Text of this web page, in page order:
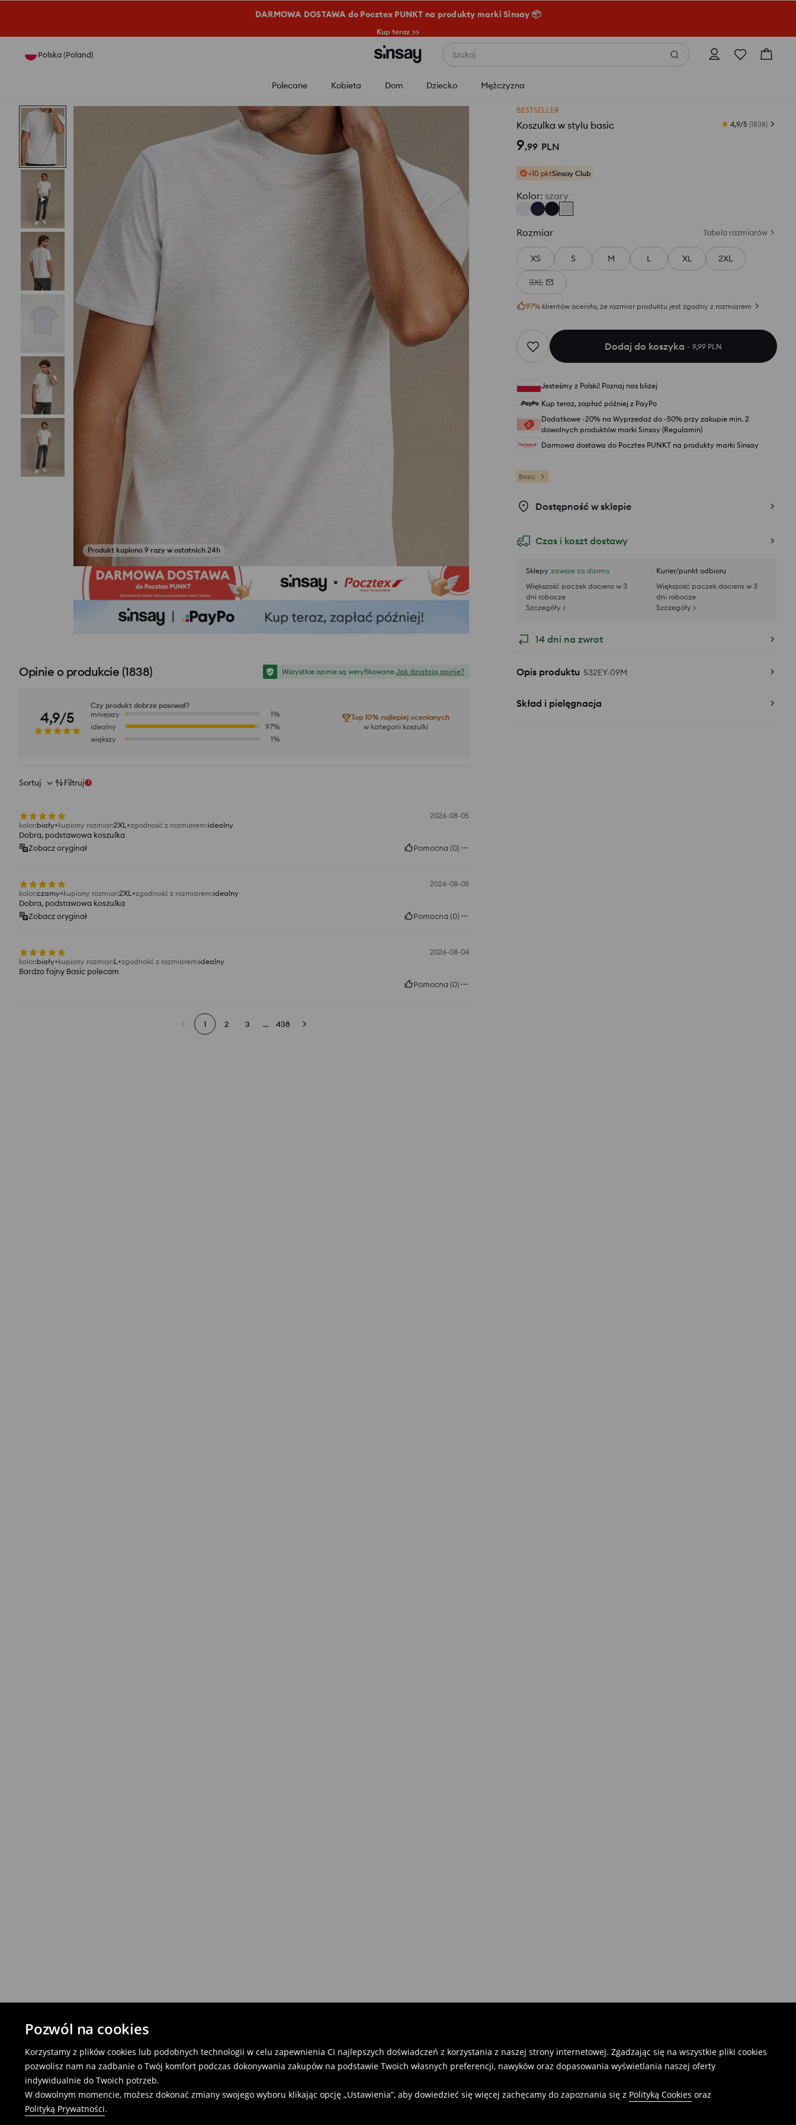
Pozwól na cookies
Korzystamy z plików cookies lub podobnych technologii w celu zapewnienia Ci najlepszych doświadczeń z korzystania z naszej strony internetowej. Zgadzając się na wszystkie pliki cookies
pozwolisz nam na zadbanie o Twój komfort podczas dokonywania zakupów na podstawie Twoich własnych preferencji, nawyków oraz dopasowania wyświetlania naszej oferty
indywidualnie do Twoich potrzeb.
W dowolnym momencie, możesz dokonać zmiany swojego wyboru klikając opcję „Ustawienia”, aby dowiedzieć się więcej zachęcamy do zapoznania się z Polityką Cookies oraz
Polityką Prywatności.
DARMOWA DOSTAWA do Pocztex PUNKT na produkty marki Sinsay 📦
Kup teraz >>
Polska (Poland) Szukaj
Polecane Kobieta Dom Dziecko Mężczyzna
BESTSELLER
Koszulka w stylu basic 4,9/5 (1838)
9,99 PLN
+10 pktSinsay Club
Kolor: szary
Rozmiar Tabela rozmiarów
XS S M L XL 2XL
3XL
97% klientów oceniło, że rozmiar produktu jest zgodny z rozmiarem
Dodaj do koszyka 9,99 PLN
Jesteśmy z Polski! Poznaj nas bliżej
Kup teraz, zapłać później z PayPo
Dodatkowe -20% na Wyprzedaż do -50% przy zakupie min. 2
dowolnych produktów marki Sinsay (Regulamin)
Darmowa dostawa do Pocztex PUNKT na produkty marki Sinsay
Basic
Dostępność w sklepie
Czas i koszt dostawy
Sklepy zawsze za darmo
Większość paczek dociera w 3
dni robocze
Szczegóły >
Kurier/punkt odbioru
Większość paczek dociera w 3
dni robocze
Szczegóły >
14 dni na zwrot
Opis produktu 532EY-09M
Skład i pielęgnacja
Produkt kupiono 9 razy w ostatnich 24h
Zobacz zdjęcia z opinii
Opinie o produkcie (1838) Wszystkie opinie są weryfikowane.Jak działają opinie?
4,9/5
Czy produkt dobrze pasował?
mniejszy
1%
idealny
97%
większy
1%
Top 10% najlepiej ocenianych
w kategorii koszulki
Sortuj Filtruj 1
2026-08-05
kolor:biały kupiony rozmiar:2XL zgodność z rozmiarem:idealny
Dobra, podstawowa koszulka
Zobacz oryginał
Pomocna (0)
2026-08-05
kolor:czarny kupiony rozmiar:2XL zgodność z rozmiarem:idealny
Dobra, podstawowa koszulka
Zobacz oryginał
Pomocna (0)
2026-08-04
kolor:biały kupiony rozmiar:L zgodność z rozmiarem:idealny
Bardzo fajny Basic polecam
Pomocna (0)
1 2 3 ... 438